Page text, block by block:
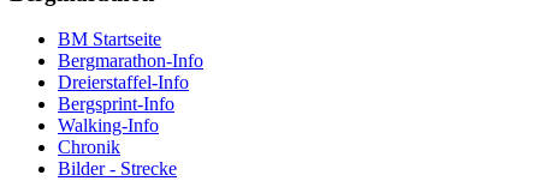
BM Startseite
Bergmarathon-Info
Dreierstaffel-Info
Bergsprint-Info
Walking-Info
Chronik
Bilder - Strecke